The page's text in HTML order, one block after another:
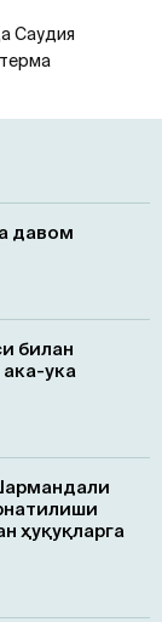
Саудия
давом
билан
ука
ҳуқуқларга